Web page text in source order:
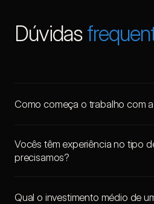
Dúvidas
Como começa o trabalho com
Vocês têm experiência no tipo
precisamos?
Qual o investimento médio de